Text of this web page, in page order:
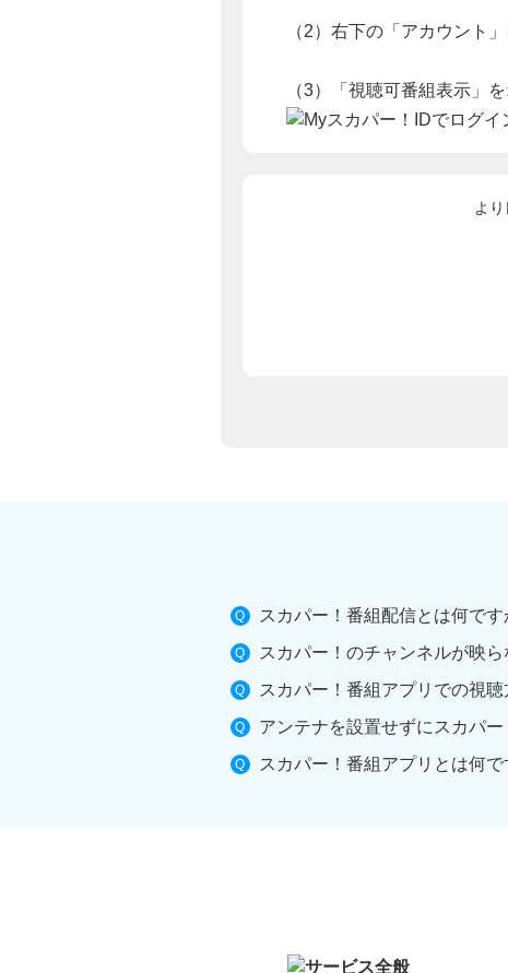
（2）右下の「アカウント
（3）「視聴可番組表示」
よ
スカパー！番組配信とは何です
スカパー！のチャンネルが映ら
スカパー！番組アプリでの視
アンテナを設置せずにスカパ
スカパー！番組アプリとは何で